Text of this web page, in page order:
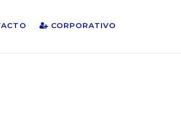
CORPORATIVO